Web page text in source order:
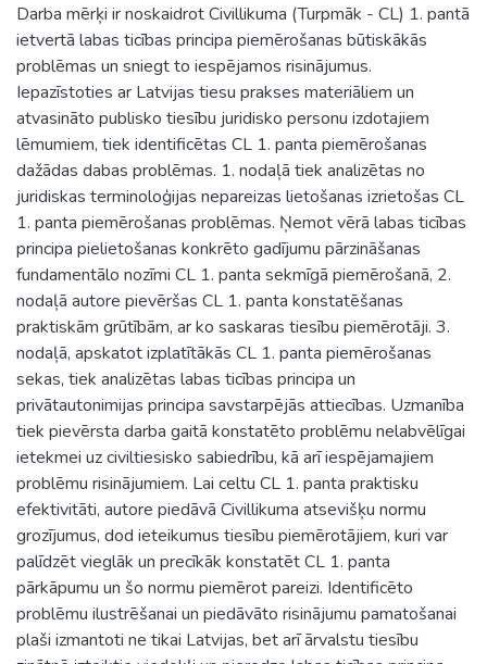
Darba mērķi ir noskaidrot Civillikuma (Turpmāk - CL) 1. pantā
ietvertā labas ticības principa piemērošanas būtiskākās
problēmas un sniegt to iespējamos risinājumus.
Iepazīstoties ar Latvijas tiesu prakses materiāliem un
atvasināto publisko tiesību juridisko personu izdotajiem
lēmumiem, tiek identificētas CL 1. panta piemērošanas
dažādas dabas problēmas. 1. nodaļā tiek analizētas no
juridiskas terminoloģijas nepareizas lietošanas izrietošas CL
1. panta piemērošanas problēmas. Ņemot vērā labas ticības
principa pielietošanas konkrēto gadījumu pārzināšanas
fundamentālo nozīmi CL 1. panta sekmīgā piemērošanā, 2.
nodaļā autore pievēršas CL 1. panta konstatēšanas
praktiskām grūtībām, ar ko saskaras tiesību piemērotāji. 3.
nodaļā, apskatot izplatītākās CL 1. panta piemērošanas
sekas, tiek analizētas labas ticības principa un
privātautonimijas principa savstarpējās attiecības. Uzmanība
tiek pievērsta darba gaitā konstatēto problēmu nelabvēlīgai
ietekmei uz civiltiesisko sabiedrību, kā arī iespējamajiem
problēmu risinājumiem. Lai celtu CL 1. panta praktisku
efektivitāti, autore piedāvā Civillikuma atsevišķu normu
grozījumus, dod ieteikumus tiesību piemērotājiem, kuri var
palīdzēt vieglāk un precīkāk konstatēt CL 1. panta
pārkāpumu un šo normu piemērot pareizi. Identificēto
problēmu ilustrēšanai un piedāvāto risinājumu pamatošanai
plaši izmantoti ne tikai Latvijas, bet arī ārvalstu tiesību